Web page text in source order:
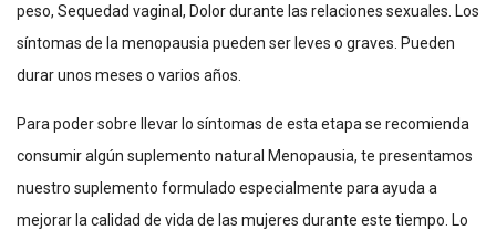
peso, Sequedad vaginal, Dolor durante las relaciones sexuales. Los
síntomas de la menopausia pueden ser leves o graves. Pueden
durar unos meses o varios años.
Para poder sobre llevar lo síntomas de esta etapa se recomienda
consumir algún suplemento natural Menopausia, te presentamos
nuestro suplemento formulado especialmente para ayuda a
mejorar la calidad de vida de las mujeres durante este tiempo. Lo